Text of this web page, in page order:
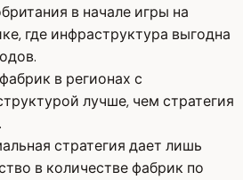
в начале игры на
где инфраструктура выгодна
в регионах с
лучше, чем стратегия
стратегия дает лишь
в количестве фабрик по